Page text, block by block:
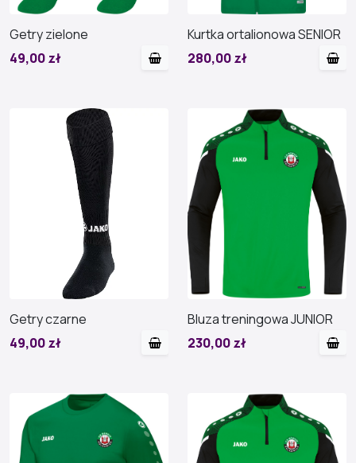
Getry zielone
49,00 zł
Kurtka ortalionowa SENIOR
280,00 zł
Getry czarne
49,00 zł
Bluza treningowa JUNIOR
230,00 zł